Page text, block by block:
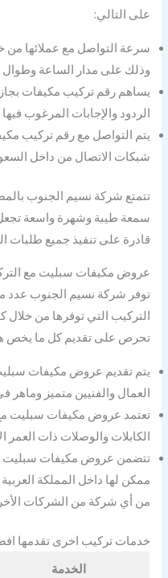
على التالي:
سرعة التواصل مع عملائها من
وذلك على مدار الساعة وطوال
يساهم رقم تركيب مكيفات
الردود والإجابات المرغوب
يتم التواصل مع رقم تركيب
شبكات الاتصال من داخل
تتمتع شركة نسيم الجنوب
سمعة طيبة وشهرة واسعة
قادرة على تنفيذ جميع طلبات
عروض مكيفات سبليت مع
توفر شركة نسيم الجنوب
التركيب التي توفرها من
تحرص على تقديم كل ما يخص
يتم تقديم عروض مكيفات
العمال والفنيين متميز وماهر
تعتمد عروض مكيفات سبليت مع
الكابلات والوصلات ذات العمر
تتضمن عروض مكيفات سبليت
ممكن لها داخل المملكة
من أي شركة من الشركات
خدمات تركيب اخرى تقدمها
الخدمة